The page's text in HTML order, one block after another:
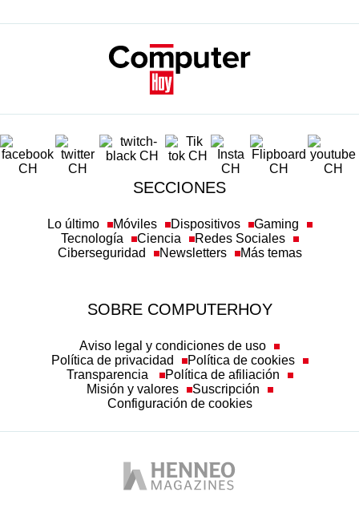
SECCIONES
Lo último Móviles Dispositivos
Gaming
Tecnología
Ciencia
Redes Sociales
Ciberseguridad
Newsletters Más temas
SOBRE COMPUTERHOY
Aviso legal y condiciones de uso
Política de privacidad
Política de cookies
Transparencia
Política de afiliación
Misión y valores
Suscripción
Configuración de cookies